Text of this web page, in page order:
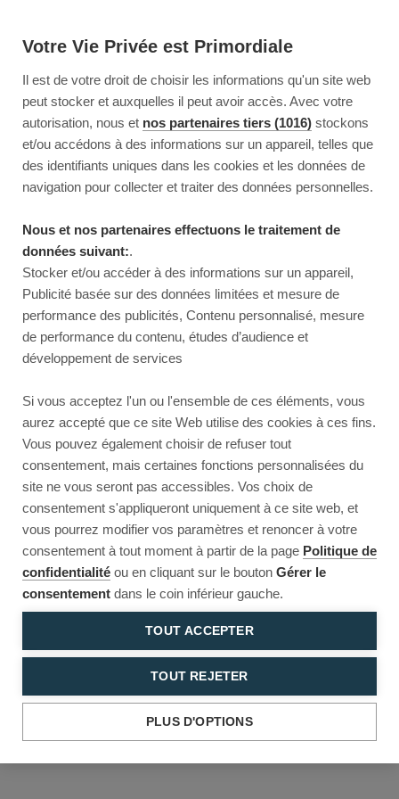
Votre Vie Privée est Primordiale
Il est de votre droit de choisir les informations qu'un site web
peut stocker et auxquelles il peut avoir accès. Avec votre
autorisation, nous et nos partenaires tiers (1016) stockons
et/ou accédons à des informations sur un appareil, telles que
des identifiants uniques dans les cookies et les données de
navigation pour collecter et traiter des données personnelles.
Nous et nos partenaires effectuons le traitement de
données suivant:.
Stocker et/ou accéder à des informations sur un appareil,
Publicité basée sur des données limitées et mesure de
performance des publicités, Contenu personnalisé, mesure
de performance du contenu, études d’audience et
développement de services
Si vous acceptez l'un ou l'ensemble de ces éléments, vous
aurez accepté que ce site Web utilise des cookies à ces fins.
Vous pouvez également choisir de refuser tout
consentement, mais certaines fonctions personnalisées du
site ne vous seront pas accessibles. Vos choix de
consentement s'appliqueront uniquement à ce site web, et
vous pourrez modifier vos paramètres et renoncer à votre
consentement à tout moment à partir de la page Politique de
confidentialité ou en cliquant sur le bouton Gérer le
consentement dans le coin inférieur gauche.
TOUT ACCEPTER
TOUT REJETER
PLUS D'OPTIONS
Reload to try again, or go back.
Reload Back